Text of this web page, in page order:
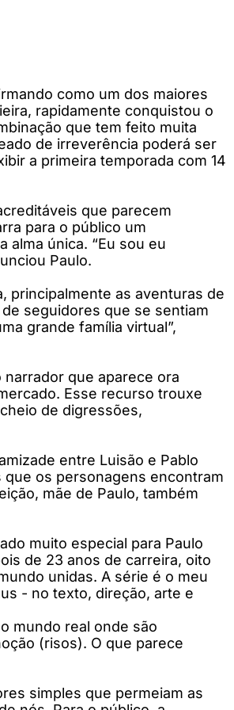
como um dos maiores
rapidamente conquistou o
que tem feito muita
de irreverência poderá ser
a primeira temporada com 14
que parecem
para o público um
alma única. “Eu sou eu
Paulo.
principalmente as aventuras de
seguidores que se sentiam
grande família virtual”,
narrador que aparece ora
Esse recurso trouxe
de digressões,
entre Luisão e Pablo
os personagens encontram
mãe de Paulo, também
muito especial para Paulo
de 23 anos de carreira, oito
unidas. A série é o meu
- no texto, direção, arte e
mundo real onde são
(risos). O que parece
simples que permeiam as